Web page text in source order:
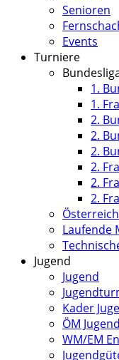
Senioren
Events
Turniere
1.
1.
2.
2.
2.
2.
2.
2.
Laufende
Jugend
Jugend
Kader
ÖM Jugend
WM/EM